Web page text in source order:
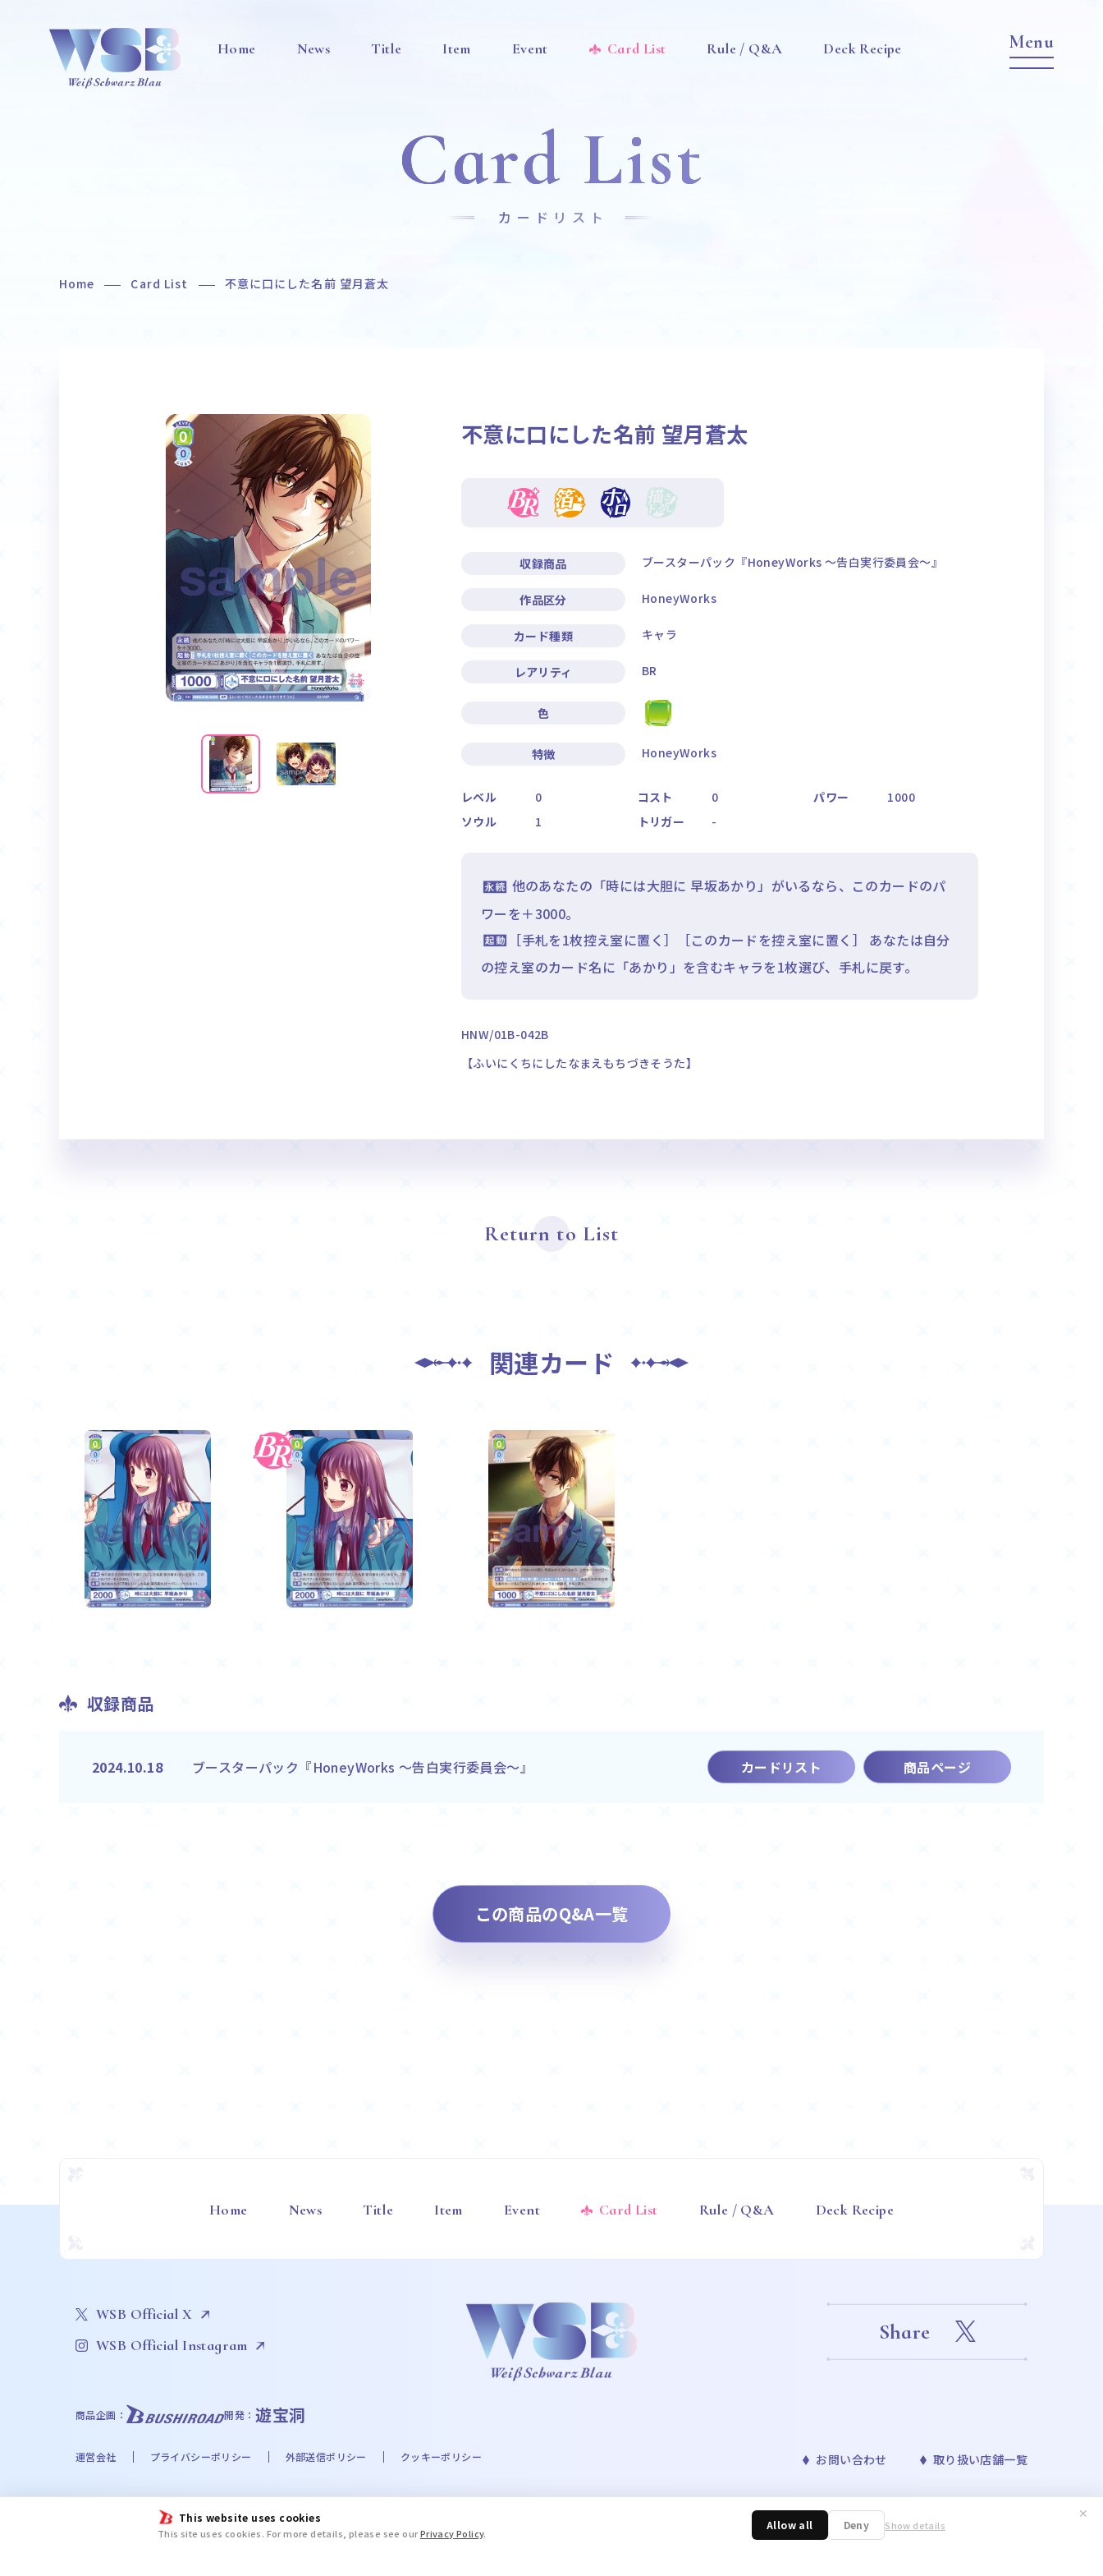
This website uses cookies
This site uses cookies. For more details, please see ourPrivacy Policy.
Allow all Deny Show details
✕
Home News Title Item Event Card List Rule / Q&A Deck Recipe
Event
イベント
Card List Rule / Q&A
Card List
カードリスト
Home Card List 不意に口にした名前 望月蒼太
不意に口にした名前 望月蒼太
収録商品 ブースターパック『HoneyWorks ～告白実行委員会～』
作品区分 HoneyWorks
カード種類 キャラ
レアリティ BR
色
特徴 HoneyWorks
レベル 0 コスト 0 パワー
1000
ソウル
1 トリガー -
他のあなたの「時には大胆に 早坂あかり」がいるなら、このカードのパ
ワーを＋3000。
［手札を1枚控え室に置く］［このカードを控え室に置く］ あなたは自分
の控え室のカード名に「あかり」を含むキャラを1枚選び、手札に戻す。
HNW/01B-042B
【ふいにくちにしたなまえもちづきそうた】
Return to List
関連カード
収録商品
2024.10.18 ブースターパック『HoneyWorks ～告白実行委員会～』 カードリスト 商品ページ
この商品のQ&A一覧
Home News Title Item Event Card List Rule / Q&A Deck Recipe
WSB Official X
WSB Official Instagram
Share
商品企画： 開発： 遊宝洞
運営会社 プライバシーポリシー 外部送信ポリシー クッキーポリシー お問い合わせ 取り扱い店舗一覧
©Liber Entertainment Inc. All Rights Reserved. ©UTA☆PRI-MOVIE PROJECT ©UTA☆PRI-MOVIE ST PROJECT ©Eve THE IDOLM@STER™& ©Bandai Namco Entertainment Inc. ©Disney
©Disney. Based on the “Winnie the Pooh” works by A.A. Milne and E.H. Shepard. © 2016 COVER Corp. © STPR Inc. ©ARGONAVIS project. ©青山剛昌／小学館・読売テレビ・TMS 1996 ©nagano /